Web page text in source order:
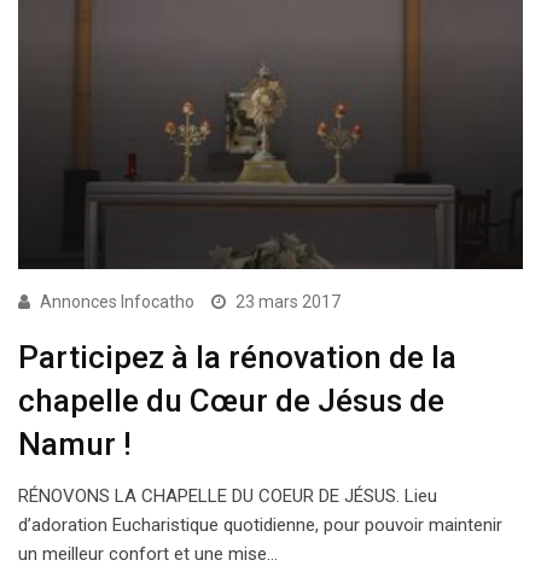
Annonces Infocatho 23 mars 2017
Participez à la rénovation de la
chapelle du Cœur de Jésus de
Namur !
RÉNOVONS LA CHAPELLE DU COEUR DE JÉSUS. Lieu
d’adoration Eucharistique quotidienne, pour pouvoir maintenir
un meilleur confort et une mise…